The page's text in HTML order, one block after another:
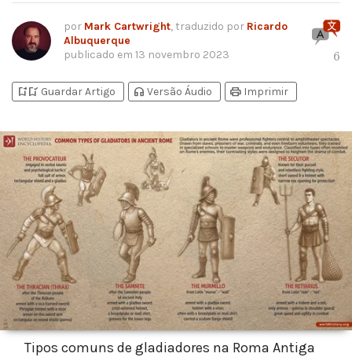
por Mark Cartwright, traduzido por Ricardo
Albuquerque
publicado em 13 novembro 2023 6
bookmark_addbookmark_added Guardar Artigo headphones Versão Áudio print Imprimir
Tipos comuns de gladiadores na Roma Antiga